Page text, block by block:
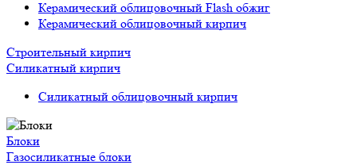
Керамический облицовочный Flash обжиг
Керамический облицовочный кирпич
Строительный кирпич
Силикатный кирпич
Силикатный облицовочный кирпич
Блоки
Газосиликатные блоки